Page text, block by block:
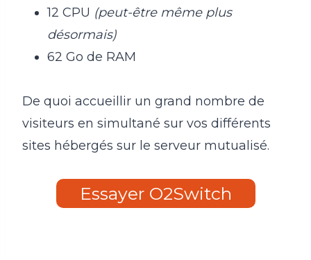
12 CPU (peut-être même plus
désormais)
62 Go de RAM
De quoi accueillir un grand nombre de
visiteurs en simultané sur vos différents
sites hébergés sur le serveur mutualisé.
Essayer O2Switch